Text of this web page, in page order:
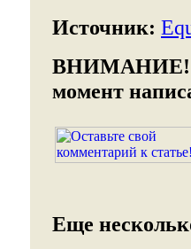
Источник:
ВНИМАНИЕ!
момент
Еще